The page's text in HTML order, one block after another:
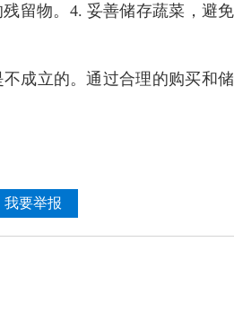
留物。4. 妥善储存蔬菜，避
成立的。通过合理的购买和
我要举报